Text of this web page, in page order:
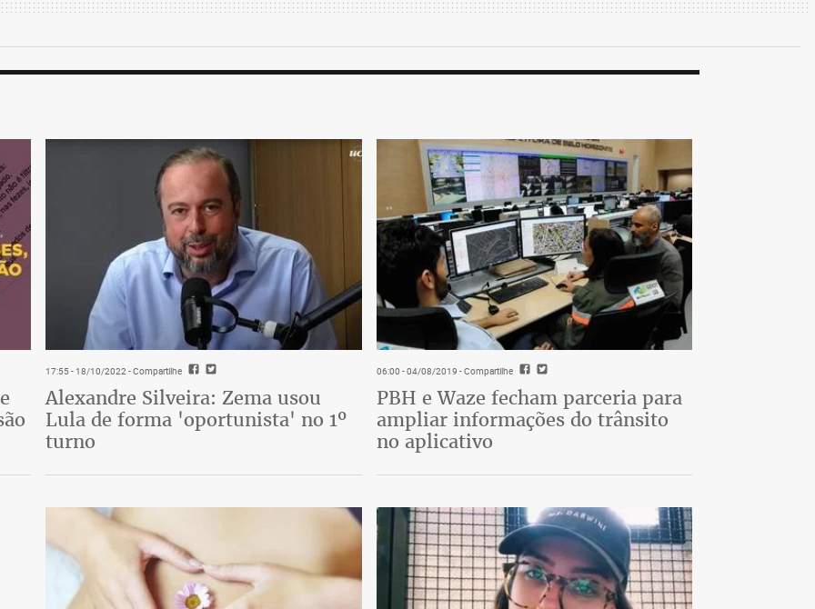
17:55 - 18/10/2022- Compartilhe
Alexandre Silveira: Zema usou
Lula de forma 'oportunista' no 1º
turno
06:00 - 04/08/2019 - Compartilhe
PBH e Waze fecham parceria para
ampliar informações do trânsito
no aplicativo